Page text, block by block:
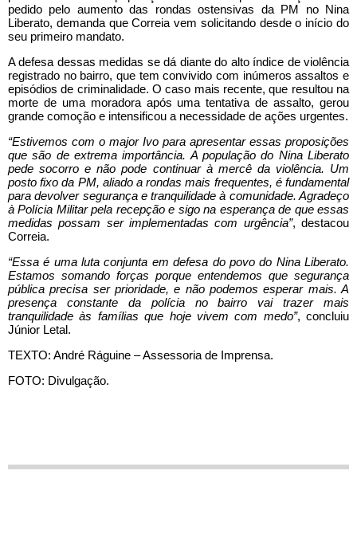
pedido pelo aumento das rondas ostensivas da PM no Nina
Liberato, demanda que Correia vem solicitando desde o início do
seu primeiro mandato.
A defesa dessas medidas se dá diante do alto índice de violência
registrado no bairro, que tem convivido com inúmeros assaltos e
episódios de criminalidade. O caso mais recente, que resultou na
morte de uma moradora após uma tentativa de assalto, gerou
grande comoção e intensificou a necessidade de ações urgentes.
“Estivemos com o major Ivo para apresentar essas proposições
que são de extrema importância. A população do Nina Liberato
pede socorro e não pode continuar à mercê da violência. Um
posto fixo da PM, aliado a rondas mais frequentes, é fundamental
para devolver segurança e tranquilidade à comunidade. Agradeço
à Polícia Militar pela recepção e sigo na esperança de que essas
medidas possam ser implementadas com urgência”, destacou
Correia.
“Essa é uma luta conjunta em defesa do povo do Nina Liberato.
Estamos somando forças porque entendemos que segurança
pública precisa ser prioridade, e não podemos esperar mais. A
presença constante da polícia no bairro vai trazer mais
tranquilidade às famílias que hoje vivem com medo”, concluiu
Júnior Letal.
TEXTO: André Ráguine – Assessoria de Imprensa.
FOTO: Divulgação.